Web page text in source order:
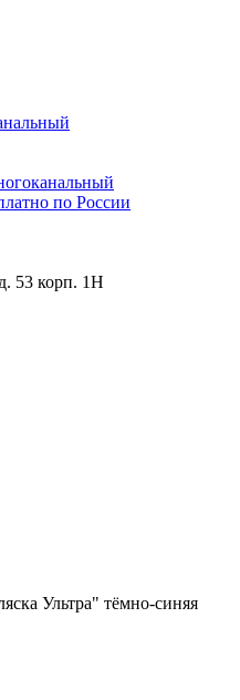
по России
53 корп. 1Н
Ультра" тёмно-синяя